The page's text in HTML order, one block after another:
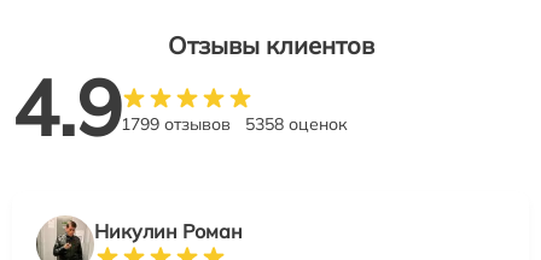
Отзывы клиентов
4.91799 отзывов 5358 оценок
Никулин Роман